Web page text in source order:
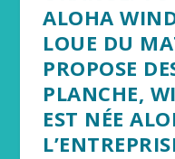
ALOHA
LOUE DU
PROPOSE
PLANCHE,
EST NÉE